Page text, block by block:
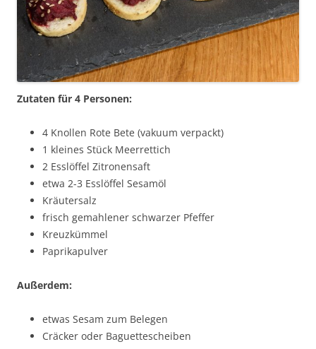
Zutaten für 4 Personen:
4 Knollen Rote Bete (vakuum verpackt)
1 kleines Stück Meerrettich
2 Esslöffel Zitronensaft
etwa 2-3 Esslöffel Sesamöl
Kräutersalz
frisch gemahlener schwarzer Pfeffer
Kreuzkümmel
Paprikapulver
Außerdem:
etwas Sesam zum Belegen
Cräcker oder Baguettescheiben